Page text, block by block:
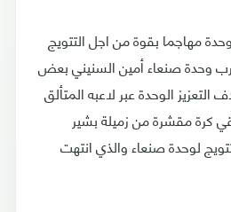
مهاجما بقوة من اجل التتويج
وحدة صنعاء أمين السنيني بعض
الوحدة عبر لاعبه المتألق
كرة مقشرة من زميلة بشير
لوحدة صنعاء والذي انتهت